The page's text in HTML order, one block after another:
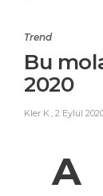
Trend
Bu
2020
Kler K., 2 Eylül
A